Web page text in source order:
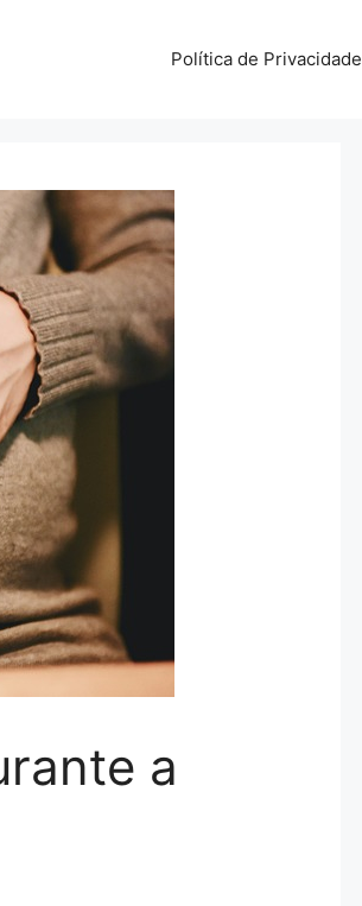
Política de Privacidade
a